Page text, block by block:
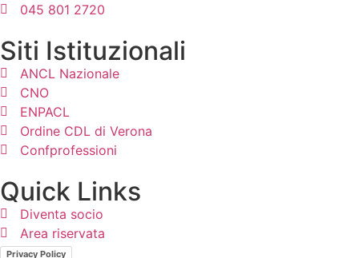
045 801 2720
Siti Istituzionali
ANCL Nazionale
CNO
ENPACL
Ordine CDL di Verona
Confprofessioni
Quick Links
Diventa socio
Area riservata
Privacy Policy